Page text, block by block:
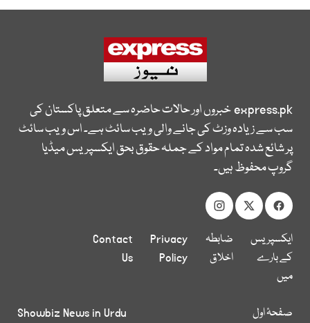
express.pkخبروں اور حالات حاضرہ سے متعلق پاکستان کی
سب سے زیادہ وزٹ کی جانے والی ویب سائٹ ہے۔ اس ویب سائٹ
پر شائع شدہ تمام مواد کے جملہ حقوق بحق ایکسپریس میڈیا
گروپ محفوظ ہیں۔
ایکسپریس
کے بارے
میں
ضابطہ
اخلاق
Privacy
Policy
Contact
Us
صفحۂ اول
Showbiz News in Urdu